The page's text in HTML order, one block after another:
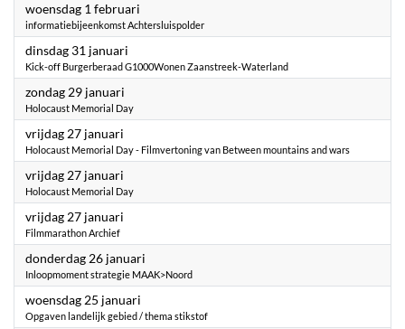
woensdag 1 februari
informatiebijeenkomst Achtersluispolder
dinsdag 31 januari
Kick-off Burgerberaad G1000Wonen Zaanstreek-Waterland
zondag 29 januari
Holocaust Memorial Day
vrijdag 27 januari
Holocaust Memorial Day - Filmvertoning van Between mountains and wars
vrijdag 27 januari
Holocaust Memorial Day
vrijdag 27 januari
Filmmarathon Archief
donderdag 26 januari
Inloopmoment strategie MAAK>Noord
woensdag 25 januari
Opgaven landelijk gebied / thema stikstof